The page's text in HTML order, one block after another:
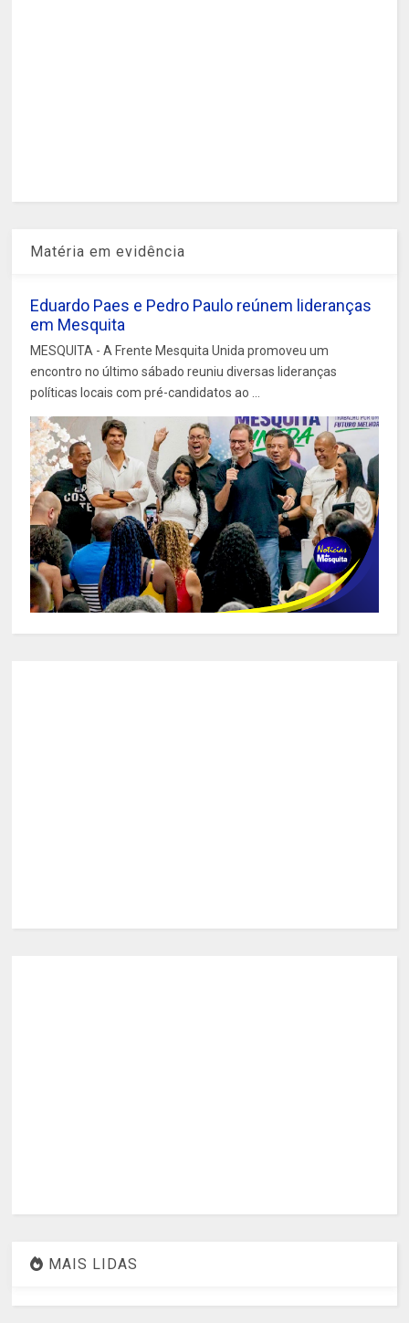
Matéria em evidência
Eduardo Paes e Pedro Paulo reúnem lideranças
em Mesquita
MESQUITA - A Frente Mesquita Unida promoveu um
encontro no último sábado reuniu diversas lideranças
políticas locais com pré-candidatos ao ...
MAIS LIDAS